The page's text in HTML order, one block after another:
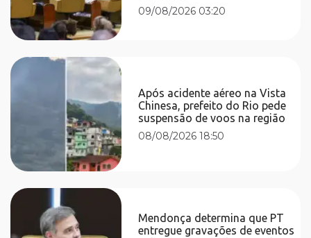
09/08/2026 03:20
Após acidente aéreo na Vista
Chinesa, prefeito do Rio pede
suspensão de voos na região
08/08/2026 18:50
Mendonça determina que PT
entregue gravações de eventos